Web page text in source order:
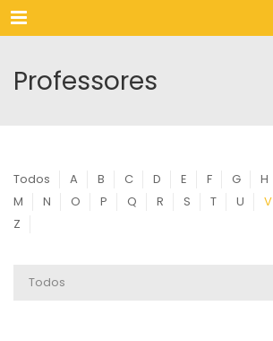
Menu
Professores
Todos A B C D E F G H
M
N O P Q R S T U V
Z